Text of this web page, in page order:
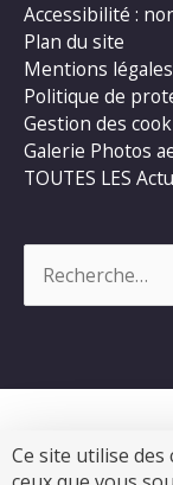
Ce site utilise
Accessibilité :
Plan du site
Mentions légales
Politique de
Gestion des
Galerie Photos
TOUTES LES
Copyright ©